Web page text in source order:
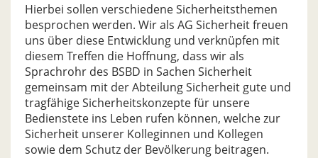
Hierbei sollen verschiedene Sicherheitsthemen
besprochen werden. Wir als AG Sicherheit freuen
uns über diese Entwicklung und verknüpfen mit
diesem Treffen die Hoffnung, dass wir als
Sprachrohr des BSBD in Sachen Sicherheit
gemeinsam mit der Abteilung Sicherheit gute und
tragfähige Sicherheitskonzepte für unsere
Bedienstete ins Leben rufen können, welche zur
Sicherheit unserer Kolleginnen und Kollegen
sowie dem Schutz der Bevölkerung beitragen.